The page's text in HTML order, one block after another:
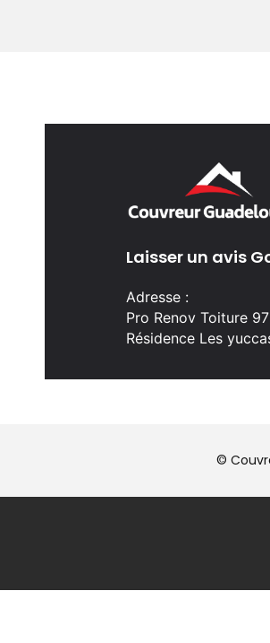
Laisser un avis
Adresse :
Pro Renov Toiture
Résidence Les
©